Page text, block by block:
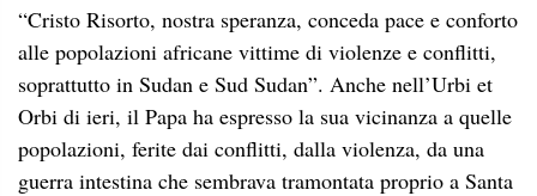
“Cristo Risorto, nostra speranza, conceda pace e conforto
alle popolazioni africane vittime di violenze e conflitti,
soprattutto in Sudan e Sud Sudan”. Anche nell’Urbi et
Orbi di ieri, il Papa ha espresso la sua vicinanza a quelle
popolazioni, ferite dai conflitti, dalla violenza, da una
guerra intestina che sembrava tramontata proprio a Santa